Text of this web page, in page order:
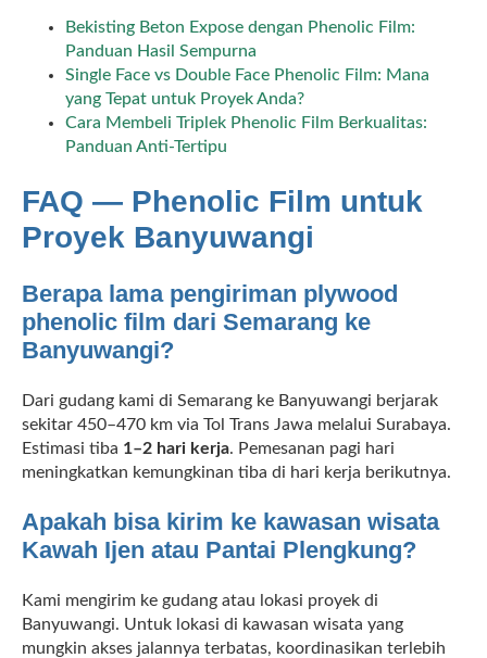
Bekisting Beton Expose dengan Phenolic Film:
Panduan Hasil Sempurna
Single Face vs Double Face Phenolic Film: Mana
yang Tepat untuk Proyek Anda?
Cara Membeli Triplek Phenolic Film Berkualitas:
Panduan Anti-Tertipu
FAQ — Phenolic Film untuk
Proyek Banyuwangi
Berapa lama pengiriman plywood
phenolic film dari Semarang ke
Banyuwangi?
Dari gudang kami di Semarang ke Banyuwangi berjarak
sekitar 450–470 km via Tol Trans Jawa melalui Surabaya.
Estimasi tiba 1–2 hari kerja. Pemesanan pagi hari
meningkatkan kemungkinan tiba di hari kerja berikutnya.
Apakah bisa kirim ke kawasan wisata
Kawah Ijen atau Pantai Plengkung?
Kami mengirim ke gudang atau lokasi proyek di
Banyuwangi. Untuk lokasi di kawasan wisata yang
mungkin akses jalannya terbatas, koordinasikan terlebih